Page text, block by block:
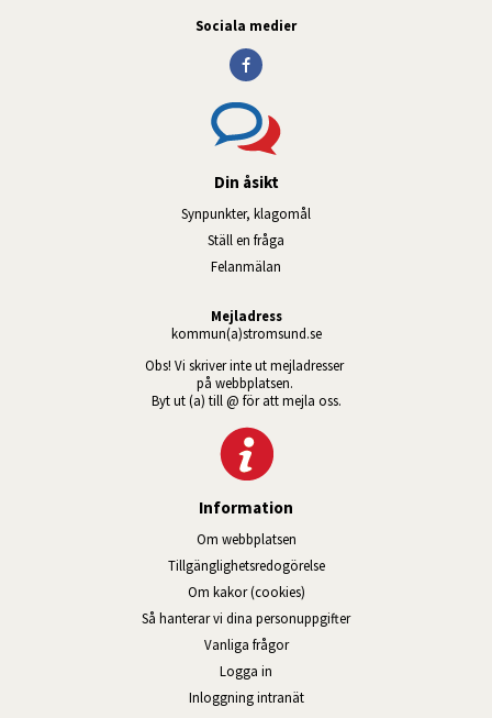
Sociala medier
Din åsikt
Synpunkter, klagomål
Ställ en fråga
Felanmälan
Mejladress
kommun(a)stromsund.se
Obs! Vi skriver inte ut mejladresser
på webbplatsen.
Byt ut (a) till @ för att mejla oss.
Information
Om webbplatsen
Tillgänglig­hets­redo­görelse
Om kakor (cookies)
Så hanterar vi dina personuppgifter
Vanliga frågor
Logga in
Inloggning intranätÖppnas i nytt fönster.